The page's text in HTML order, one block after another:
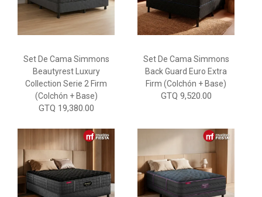
Set De Cama Simmons
Beautyrest Luxury
Collection Serie 2 Firm
(Colchón + Base)
GTQ 19,380.00
Set De Cama Simmons
Back Guard Euro Extra
Firm (Colchón + Base)
GTQ 9,520.00